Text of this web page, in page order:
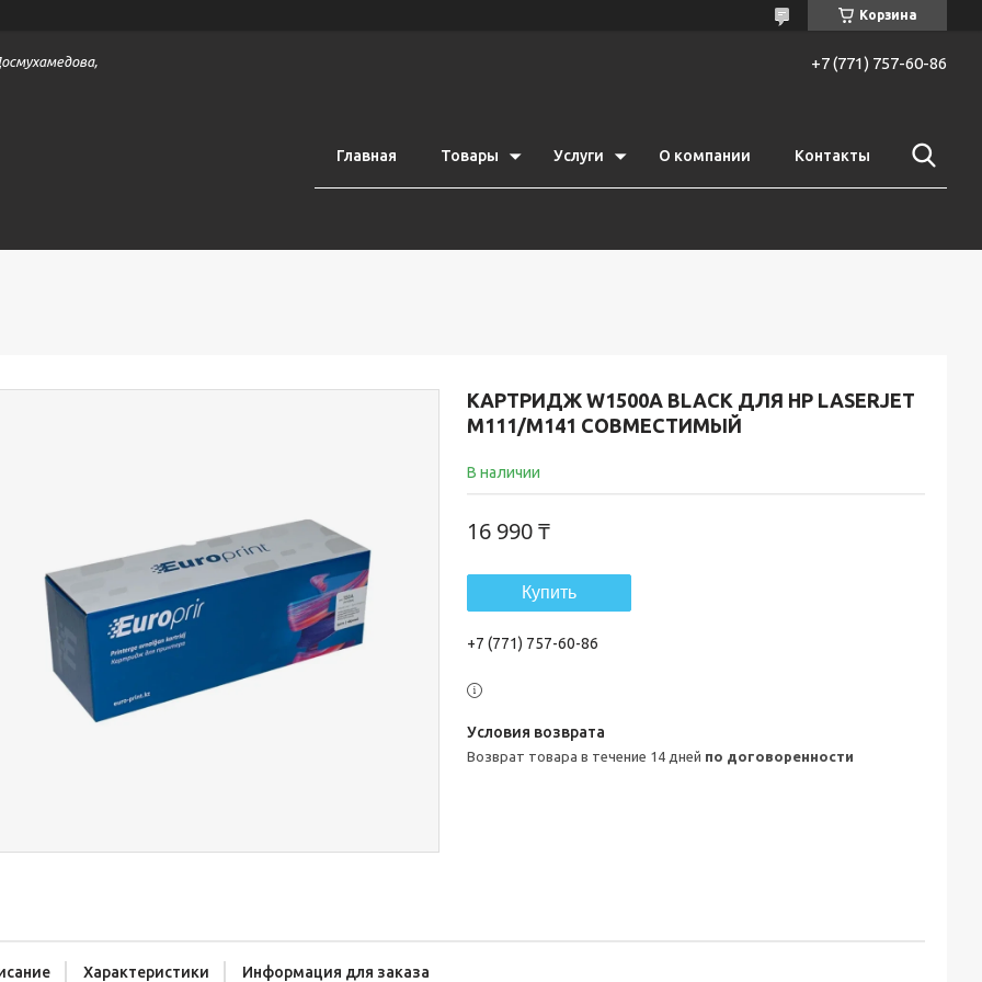
Корзина
+7 (771) 757-60-86
Главная Товары Услуги О компании Контакты
КАРТРИДЖ W1500A BLACK ДЛЯ HP LASERJET
M111/M141 СОВМЕСТИМЫЙ
В наличии
16 990 ₸
Купить
+7 (771) 757-60-86
возврат товара в течение 14 дней по договоренности
Характеристики Информация для заказа